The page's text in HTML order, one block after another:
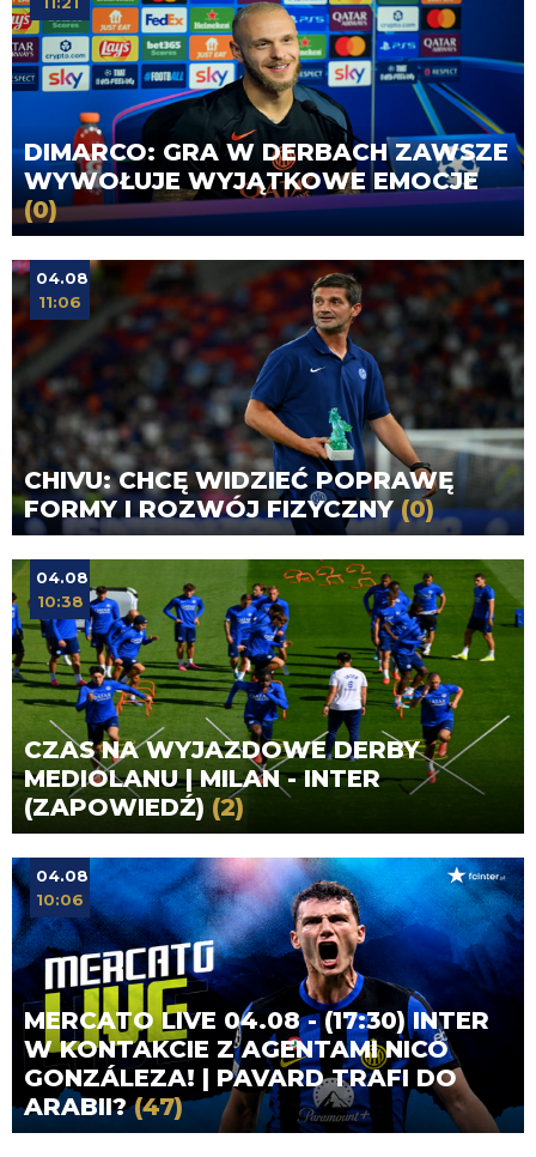
DIMARCO: GRA W DERBACH ZAWSZE
WYWOŁUJE WYJĄTKOWE EMOCJE
(0)
CHIVU: CHCĘ WIDZIEĆ POPRAWĘ
FORMY I ROZWÓJ FIZYCZNY(0)
04.08
11:06
CZAS NA WYJAZDOWE DERBY
MEDIOLANU | MILAN - INTER
(ZAPOWIEDŹ) (2)
04.08
10:38
MERCATO LIVE 04.08 - (17:30) INTER
W KONTAKCIE Z AGENTAMI NICO
GONZÁLEZA! | PAVARD TRAFI DO
ARABII?(47)
04.08
10:06